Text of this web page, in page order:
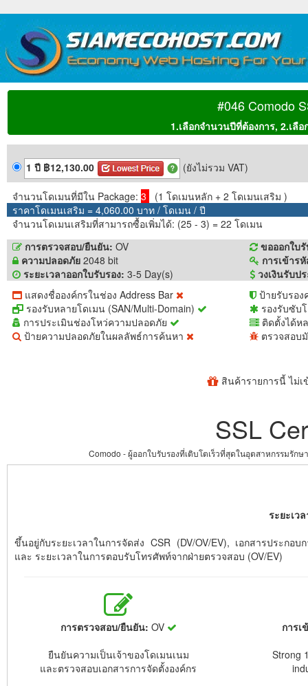
#046 Comodo
1.เลือกจำนวนปีที่ต้องการ, 2.เลื
1 ปี ฿12,130.00 (ยังไม่รวม VAT)
จำนวนโดเมนที่มีใน Package: 3
(1 โดเมนหลัก + 2 โดเมนเสริม )
ราคาโดเมนเสริม = 4,060.00 บาท / โดเมน / ปี
จำนวนโดเมนเสริมที่สามารถซื้อเพิ่มได้: (25 - 3) = 22 โดเมน
การตรวจสอบ/ยืนยัน: OV
ขอออกใบ
ความปลอดภัย 2048 bit
การเข้าร
ระยะเวลาออกใบรับรอง: 3-5 Day(s)
วงเงินรับป
แสดงชื่อองค์กรในช่อง Address Bar
ป้ายรับรอ
รองรับหลายโดเมน (SAN/Multi-Domain)
รองรับซับ
การประเมินช่องโหว่ความปลอดภัย
ติดตั้งได้ห
ป้ายความปลอดภัยในผลลัพธ์การค้นหา
ตรวจสอบ
สินค้ารายการนี้ ไม่เ
SSL
Comodo - ผู้ออกใบรับรองที่เติบโตเร็วที่สุดในอุตสาหกรรมรั
ระยะเว
ขึ้นอยู่กับระยะเวลาในการจัดส่ง CSR (DV/OV/EV), เอกสารประกอ
และ ระยะเวลาในการตอบรับโทรศัพท์จากฝ่ายตรวจสอบ (OV/EV)
การตรวจสอบ/ยืนยัน: OV
ยืนยันความเป็นเจ้าของโดเมนเนม
และตรวจสอบเอกสารการจัดตั้งองค์กร
การเ
Strong